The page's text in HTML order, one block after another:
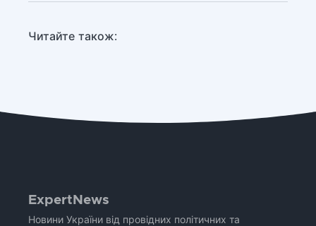
Читайте також:
ExpertNews
Новини України від провідних політичних та